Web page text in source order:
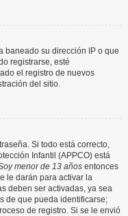
baneado su dirección IP o que
registrarse, esté
el registro de nuevos
del sitio.
Si todo está correcto,
Infantil (APPCO) está
menor de 13 años entonces
le darán para activar la
deben ser activadas, ya sea
de que pueda identificarse;
de registro. Si se le envió